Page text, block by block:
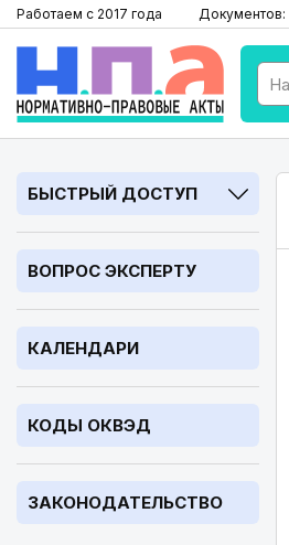
Работаем с 2017 года Документов:
БЫСТРЫЙ ДОСТУП
ВОПРОС ЭКСПЕРТУ
КАЛЕНДАРИ
КОДЫ ОКВЭД
ЗАКОНОДАТЕЛЬСТВО